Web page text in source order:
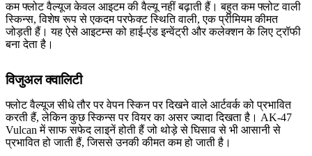
कम फ्लोट वैल्यूज केवल आइटम की वैल्यू नहीं बढ़ाती हैं। बहुत कम फ्लोट वाली
स्किन्स, विशेष रूप से एकदम परफेक्ट स्थिति वाली, एक प्रीमियम कीमत
जोड़ती हैं। यह ऐसे आइटम्स को हाई-एंड इन्वेंट्री और कलेक्शन के लिए ट्रॉफी
बना देता है।
विजुअल क्वालिटी
फ्लोट वैल्यूज सीधे तौर पर वेपन स्किन पर दिखने वाले आर्टवर्क को प्रभावित
करती हैं, लेकिन कुछ स्किन्स पर वियर का असर ज्यादा दिखता है। AK-47
Vulcan में साफ सफेद लाइनें होती हैं जो थोड़े से घिसाव से भी आसानी से
प्रभावित हो जाती हैं, जिससे उनकी कीमत कम हो जाती है।